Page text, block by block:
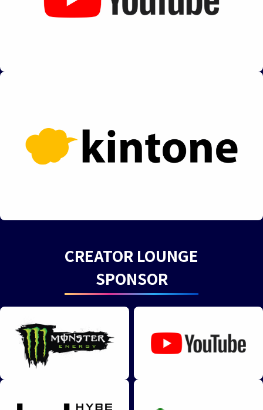
CREATOR LOUNGE
SPONSOR